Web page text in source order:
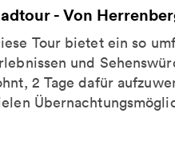
- Von
Tour bietet ein so
und
2 Tage dafür